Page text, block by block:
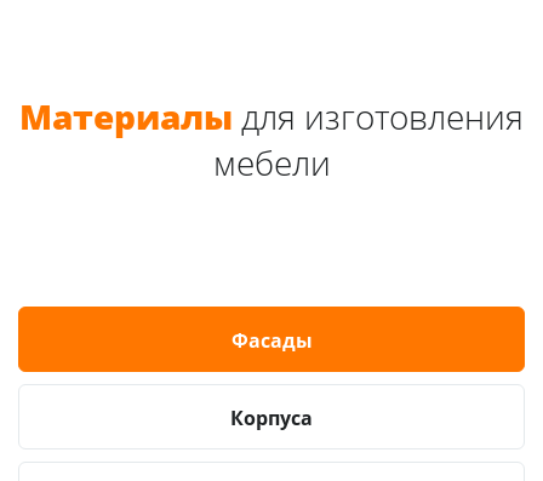
Материалы для изготовления
мебели
Фасады
Корпуса